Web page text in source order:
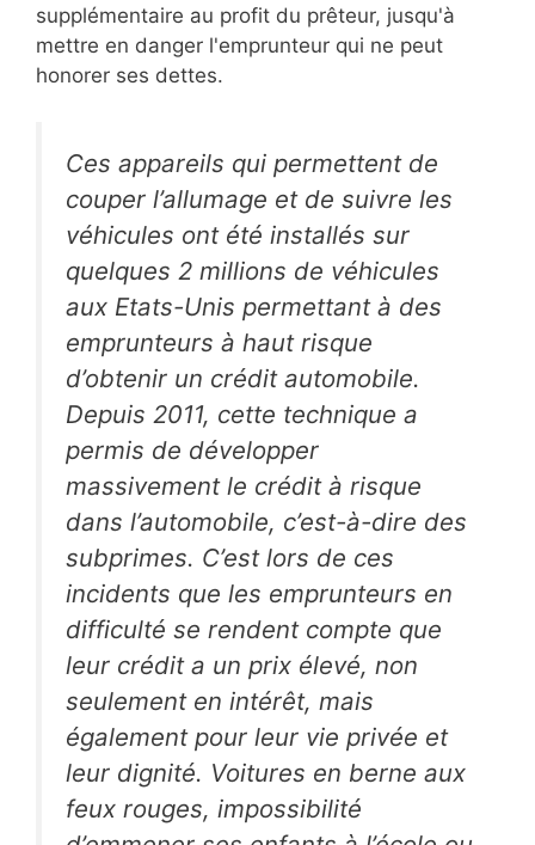
supplémentaire au profit du prêteur, jusqu'à
mettre en danger l'emprunteur qui ne peut
honorer ses dettes.
Ces appareils qui permettent de
couper l’allumage et de suivre les
véhicules ont été installés sur
quelques 2 millions de véhicules
aux Etats-Unis permettant à des
emprunteurs à haut risque
d’obtenir un crédit automobile.
Depuis 2011, cette technique a
permis de développer
massivement le crédit à risque
dans l’automobile, c’est-à-dire des
subprimes. C’est lors de ces
incidents que les emprunteurs en
difficulté se rendent compte que
leur crédit a un prix élevé, non
seulement en intérêt, mais
également pour leur vie privée et
leur dignité. Voitures en berne aux
feux rouges, impossibilité